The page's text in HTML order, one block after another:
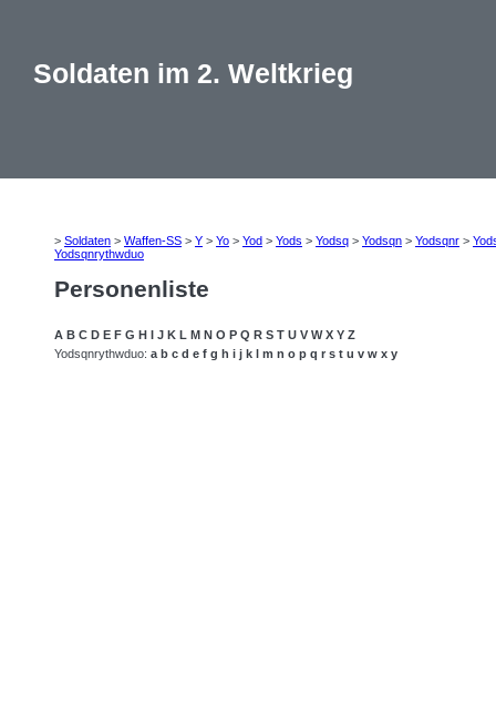
Soldaten im 2. Weltkrieg
> Soldaten > Waffen-SS > Y > Yo > Yod > Yods > Yodsq > Yodsqn > Yodsqnr >
Yodsqnrythwduo
Personenliste
A B C D E F G H I J K L M N O P Q R S T U V W X Y Z
Yodsqnrythwduo: a b c d e f g h i j k l m n o p q r s t u v w x y